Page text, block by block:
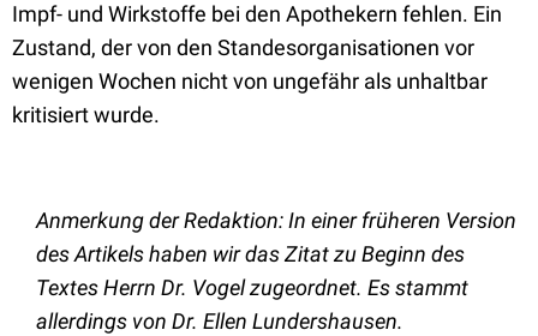
Impf- und Wirkstoffe bei den Apothekern fehlen. Ein
Zustand, der von den Standesorganisationen vor
wenigen Wochen nicht von ungefähr als unhaltbar
kritisiert wurde.
Anmerkung der Redaktion: In einer früheren Version
des Artikels haben wir das Zitat zu Beginn des
Textes Herrn Dr. Vogel zugeordnet. Es stammt
allerdings von Dr. Ellen Lundershausen.